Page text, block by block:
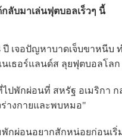
ลับมาเล่นฟุตบอลเร็วๆ นี้
เจอปัญหาบาดเจ็บขาหนีบ
เธอร์แลนด์ส ลุยฟุตบอลโลก
ปพักผ่อนที่ สหรัฐ อเมริกา ก
ร่างกายและพบหมอ"
ผ่อนอยากสักหน่อยก่อนเริ่ม